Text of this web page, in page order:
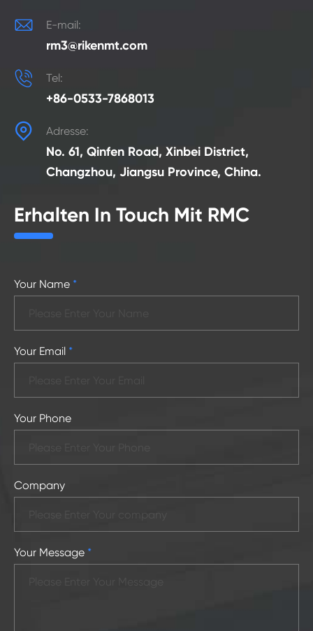
 E-mail:
rm3@rikenmt.com
 Tel:
+86-0533-7868013
 Adresse:
No. 61, Qinfen Road, Xinbei District,
Changzhou, Jiangsu Province, China.
Erhalten In Touch Mit RMC
Your Name *
Your Email *
Your Phone
Company
Your Message *